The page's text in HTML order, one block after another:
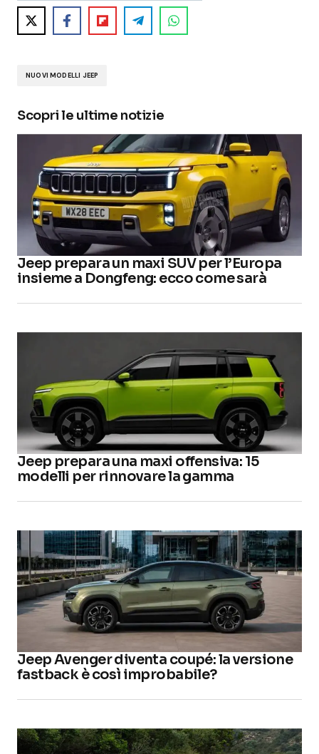
NUOVI MODELLI JEEP
Scopri le ultime notizie
Jeep prepara un maxi SUV per l’Europa
insieme a Dongfeng: ecco come sarà
Jeep prepara una maxi offensiva: 15
modelli per rinnovare la gamma
Jeep Avenger diventa coupé: la versione
fastback è così improbabile?